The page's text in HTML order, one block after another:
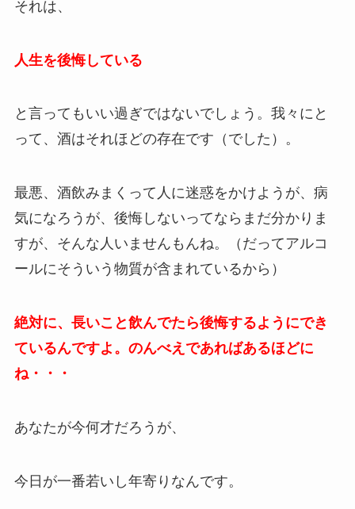
それは、
人生を後悔している
と言ってもいい過ぎではないでしょう。我々にと
って、酒はそれほどの存在です（でした）。
最悪、酒飲みまくって人に迷惑をかけようが、病
気になろうが、後悔しないってならまだ分かりま
すが、そんな人いませんもんね。（だってアルコ
ールにそういう物質が含まれているから）
絶対に、長いこと飲んでたら後悔するようにでき
ているんですよ。のんべえであればあるほどに
ね・・・
あなたが今何才だろうが、
今日が一番若いし年寄りなんです。